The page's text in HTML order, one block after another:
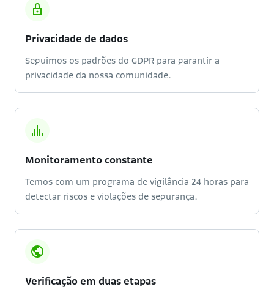
Privacidade de dados
Seguimos os padrões do GDPR para garantir a
privacidade da nossa comunidade.
Monitoramento constante
Temos com um programa de vigilância 24 horas para
detectar riscos e violações de segurança.
Verificação em duas etapas